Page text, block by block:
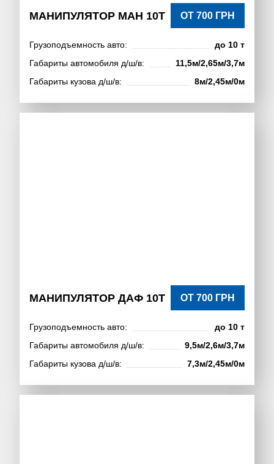
МАНИПУЛЯТОР МАН 10Т ОТ 700 ГРН
Грузоподъемность авто:
до 10 т
Габариты автомобиля д/ш/в:
11,5м/2,65м/3,7м
Габариты кузова д/ш/в:
8м/2,45м/0м
МАНИПУЛЯТОР ДАФ 10Т ОТ 700 ГРН
Грузоподъемность авто:
до 10 т
Габариты автомобиля д/ш/в:
9,5м/2,6м/3,7м
Габариты кузова д/ш/в:
7,3м/2,45м/0м